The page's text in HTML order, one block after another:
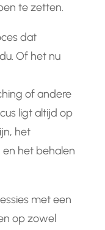
te zetten.
dat
Of het nu
of andere
ligt altijd op
het
het behalen
met een
op zowel